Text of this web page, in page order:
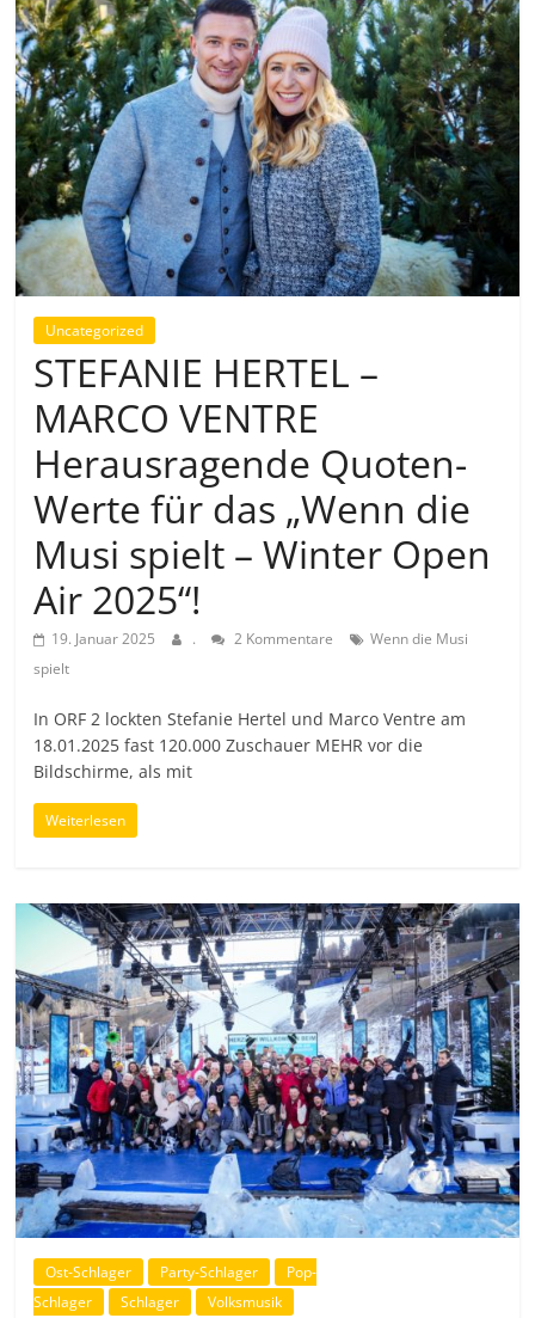
Uncategorized
STEFANIE HERTEL –
MARCO VENTRE
Herausragende Quoten-
Werte für das „Wenn die
Musi spielt – Winter Open
Air 2025“!
19. Januar 2025 . 2 Kommentare
Wenn die Musi
spielt
In ORF 2 lockten Stefanie Hertel und Marco Ventre am
18.01.2025 fast 120.000 Zuschauer MEHR vor die
Bildschirme, als mit
Weiterlesen
Ost-Schlager Party-Schlager
Pop-
Schlager
Schlager Volksmusik